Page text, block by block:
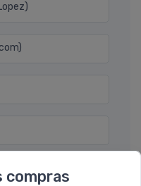
compras
solicitud